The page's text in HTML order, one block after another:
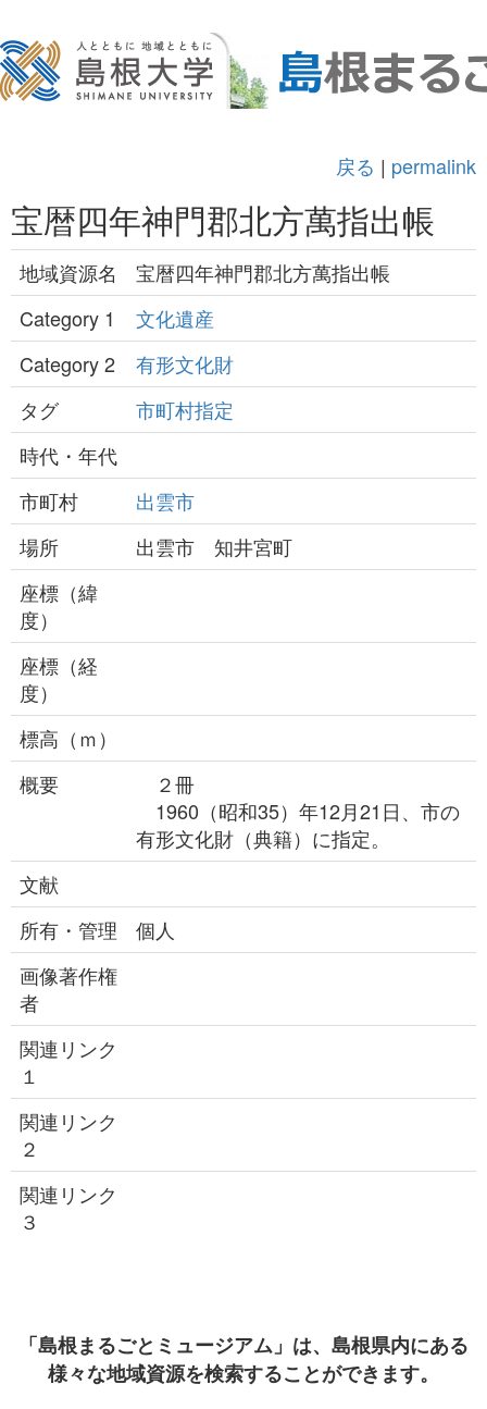
戻る | permalink
宝暦四年神門郡北方萬指出帳
地域資源名
宝暦四年神門郡北方萬指出帳
Category 1
文化遺産
Category 2
有形文化財
タグ
市町村指定
時代・年代
市町村
出雲市
場所
出雲市 知井宮町
座標（緯
度）
座標（経
度）
標高（ｍ）
概要
２冊
1960（昭和35）年12月21日、市の
有形文化財（典籍）に指定。
文献
所有・管理
個人
画像著作権
者
関連リンク
１
関連リンク
２
関連リンク
３
「島根まるごとミュージアム」は、島根県内にある
様々な地域資源を検索することができます。